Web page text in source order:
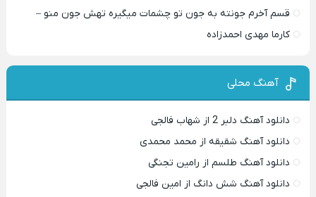
قسم آخرم جونته به جون تو چشمات میگیره تهش جون منو –
کارما مهدی احمدزاده
آهنگ محلی
دانلود آهنگ دلبر 2 از شهاب فالجی
دانلود آهنگ شقیقه از محمد محمدی
دانلود آهنگ طلسم از رامین تجنگی
دانلود آهنگ شش دانگ از امین فالجی